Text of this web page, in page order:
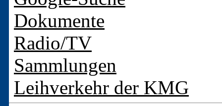
Dokumente
Radio/TV
Sammlungen
Leihverkehr der KMG